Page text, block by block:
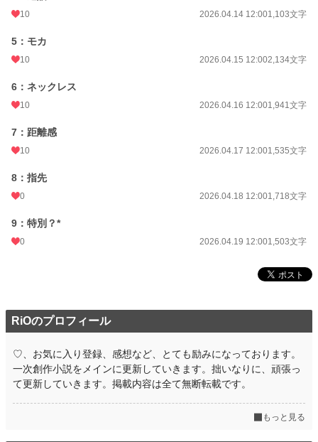
10 2026.04.14 12:001,103文字
5：モカ
10 2026.04.15 12:002,134文字
6：ネックレス
10 2026.04.16 12:001,941文字
7：距離感
10 2026.04.17 12:001,535文字
8：指先
0 2026.04.18 12:001,718文字
9：特別？*
0 2026.04.19 12:001,503文字
RiOのプロフィール
♡、お気に入り登録、感想など、とても励みになっております。
一次創作小説をメインに更新していきます。拙いなりに、頑張っ
て更新していきます。掲載内容は全て無断転載です。
もっと見る